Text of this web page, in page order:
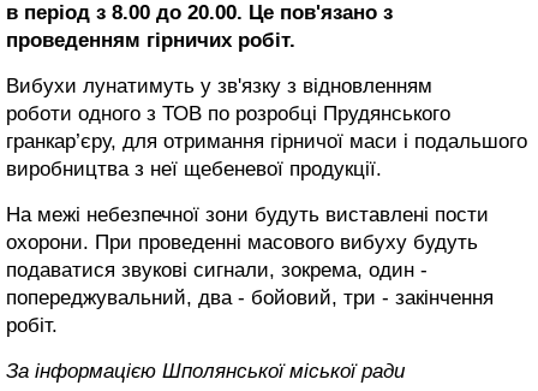
в період з 8.00 до 20.00. Це пов'язано з
проведенням гірничих робіт.
Вибухи лунатимуть у зв'язку з відновленням
роботи одного з ТОВ по розробці Прудянського
гранкар’єру, для отримання гірничої маси і подальшого
виробництва з неї щебеневої продукції.
На межі небезпечної зони будуть виставлені пости
охорони. При проведенні масового вибуху будуть
подаватися звукові сигнали, зокрема, один -
попереджувальний, два - бойовий, три - закінчення
робіт.
За інформацією Шполянської міської ради